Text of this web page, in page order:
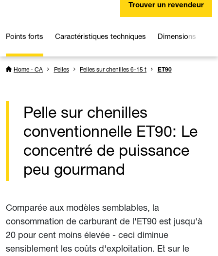
Trouver un revendeur
Points forts Caractéristiques techniques Dimensions
Home - CA Pelles Pelles sur chenilles 6-15 t ET90
Pelle sur chenilles
conventionnelle ET90: Le
concentré de puissance
peu gourmand
Comparée aux modèles semblables, la
consommation de carburant de l'ET90 est jusqu'à
20 pour cent moins élevée - ceci diminue
sensiblement les coûts d'exploitation. Et sur le